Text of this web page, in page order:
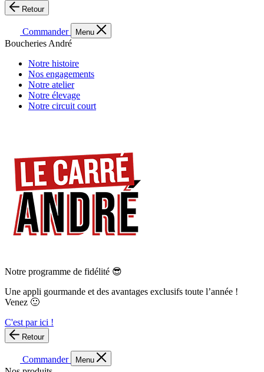
Retour
Commander Menu
Boucheries André
Notre histoire
Nos engagements
Notre atelier
Notre élevage
Notre circuit court
Notre programme de fidélité 😎
Une appli gourmande et des avantages exclusifs toute l’année !
Venez 🙂
C'est par ici !
Retour
Commander Menu